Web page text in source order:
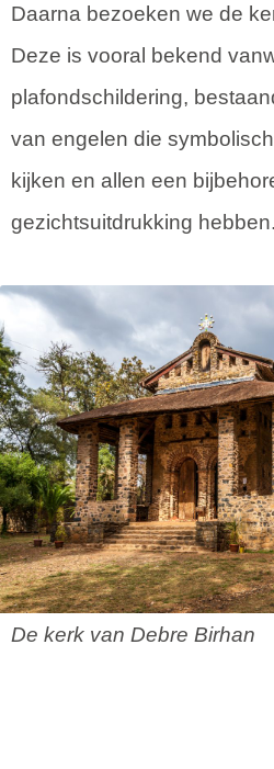
Daarna bezoeken we de
Deze is vooral bekend
plafondschildering,
van engelen die
kijken en allen een
gezichtsuitdrukking hebben.
De kerk van Debre Birhan